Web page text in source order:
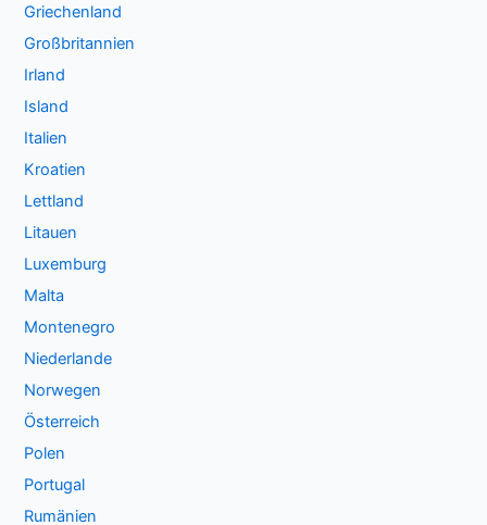
Griechenland
Großbritannien
Irland
Island
Italien
Kroatien
Lettland
Litauen
Luxemburg
Malta
Montenegro
Niederlande
Norwegen
Österreich
Polen
Portugal
Rumänien